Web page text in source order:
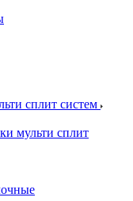
сплит систем
мульти сплит